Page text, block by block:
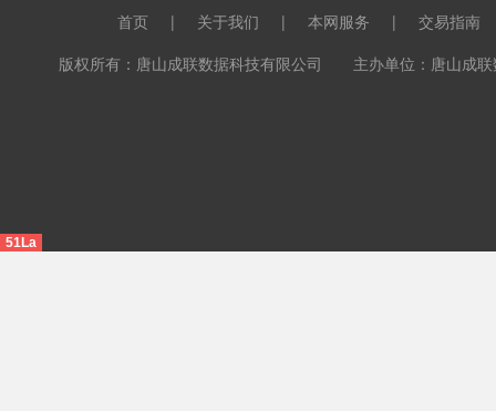
首页 | 关于我们 | 本网服务 |
交易指南
版权所有：唐山成联数据科技有限公司 主办单位：唐山成
51La